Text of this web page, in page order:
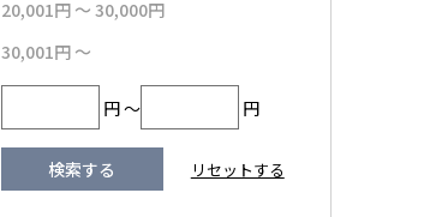
20,001円 ～ 30,000円
30,001円 ～
円 ～ 円